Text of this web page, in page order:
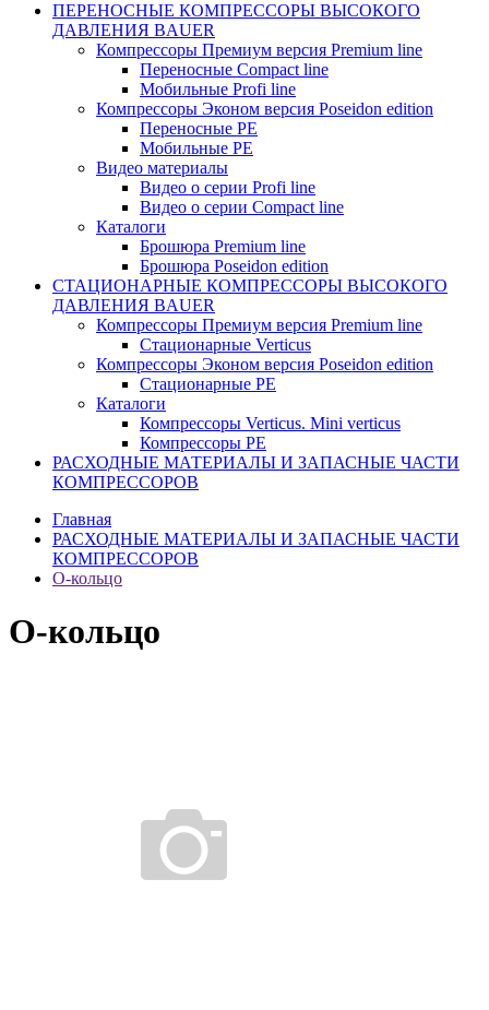
ПЕРЕНОСНЫЕ КОМПРЕССОРЫ ВЫСОКОГО
ДАВЛЕНИЯ BAUER
Компрессоры Премиум версия Premium line
Переносные Compact line
Мобильные Profi line
Компрессоры Эконом версия Poseidon edition
Переносные PE
Мобильные PE
Видео материалы
Видео о серии Profi line
Видео о серии Compact line
Каталоги
Брошюра Premium line
Брошюра Poseidon edition
СТАЦИОНАРНЫЕ КОМПРЕССОРЫ ВЫСОКОГО
ДАВЛЕНИЯ BAUER
Компрессоры Премиум версия Premium line
Стационарные Verticus
Компрессоры Эконом версия Poseidon edition
Стационарные PE
Каталоги
Компрессоры Verticus. Mini verticus
Компрессоры PE
РАСХОДНЫЕ МАТЕРИАЛЫ И ЗАПАСНЫЕ ЧАСТИ
КОМПРЕССОРОВ
Главная
РАСХОДНЫЕ МАТЕРИАЛЫ И ЗАПАСНЫЕ ЧАСТИ
КОМПРЕССОРОВ
О-кольцо
О-кольцо